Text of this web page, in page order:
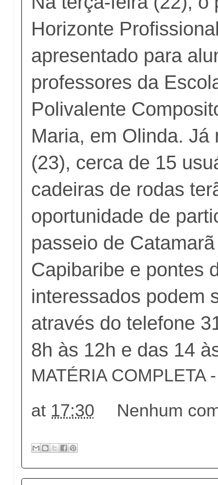
Horizonte
apresentado para
professores da
Polivalente
Maria, em Olinda. Já
(23), cerca de 15
cadeiras de rodas
oportunidade de
passeio de
Capibaribe e pontes
interessados podem
através do telefone
8h às 12h e das 14
MATÉRIA COMPLETA
at 17:30 Nenhum